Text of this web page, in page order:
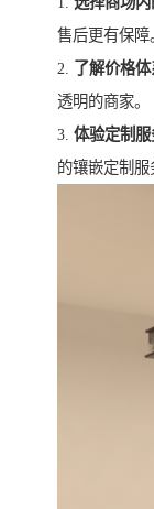
售后更有保障
2.
了解价格
透明的商家。
3. 体验定制服
的镶嵌定制服